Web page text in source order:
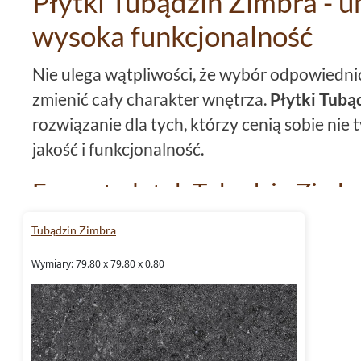
wysoka funkcjonalność
Nie ulega wątpliwości, że wybór
zmienić cały charakter wnętrza. Płytki
rozwiązanie dla tych, którzy cenią sobie nie
jakość i funkcjonalność.
Format płytek Tubądzin
Format płytek ma ogromne znaczenie.
format. Idealny do dużych przestrzeni, ale
Sprawdza się zarówno w salonie, jak i w
Tubądzin Zimbra
Wymiary: 79.80 x 79.80 x 0.80